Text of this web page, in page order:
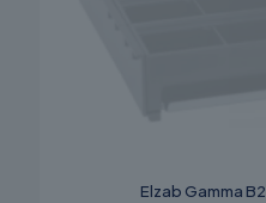
Elzab Gamma